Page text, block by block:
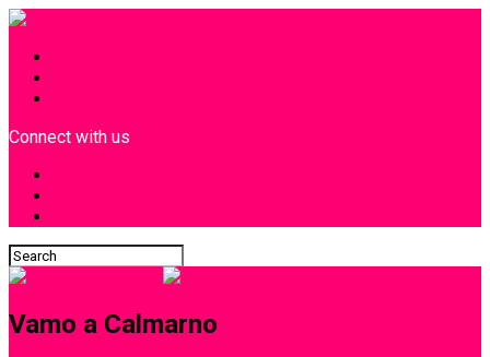
Connect with us
Vamo a Calmarno